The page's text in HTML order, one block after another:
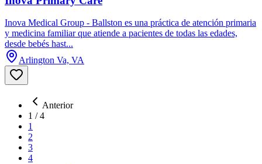
Inova Medical Group - Ballston es una práctica de atención primaria
y medicina familiar que atiende a pacientes de todas las edades,
desde bebés hast...
Arlington Va, VA
Anterior
1 /4
1
2
3
4